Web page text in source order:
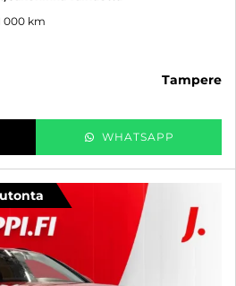
000 km
tampere
WHATSAPP